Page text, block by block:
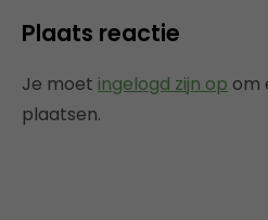
Plaats reactie
Je moet ingelogd zijn op om
plaatsen.